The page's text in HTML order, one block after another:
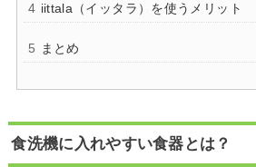
iittala（イッタラ）を使うメリット
まとめ
食洗機に入れやすい食器とは？